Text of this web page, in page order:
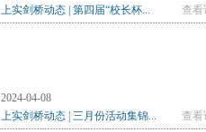
查看
上实剑桥动态 | 第四届“校长杯...
2024-04-08
查看
上实剑桥动态 | 三月份活动集锦...